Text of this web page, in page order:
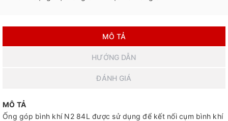
MÔ TẢ
HƯỚNG DẪN
ĐÁNH GIÁ
MÔ TẢ
Ống góp bình khí N2 84L được sử dụng để kết nối cụm bình khí